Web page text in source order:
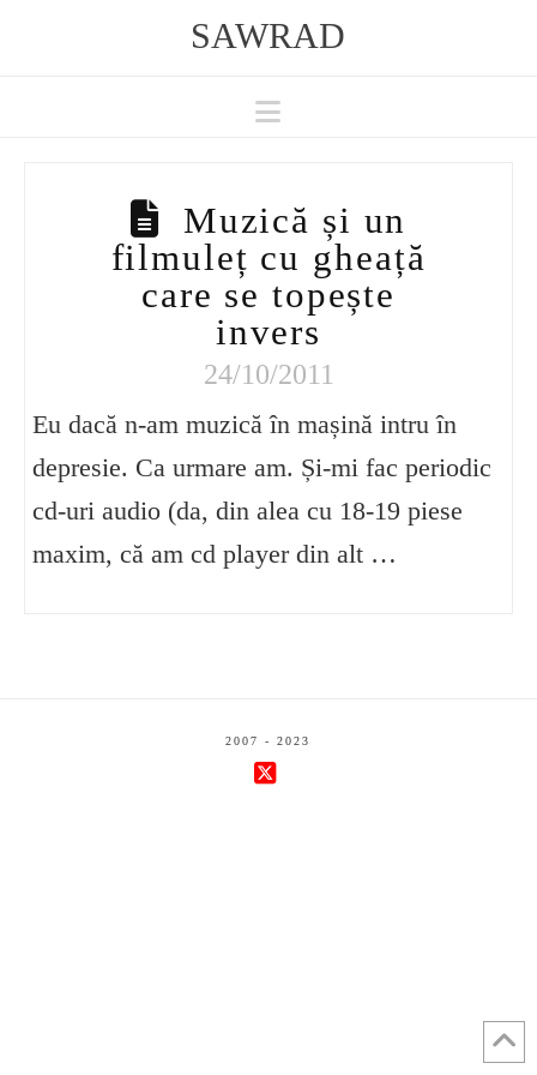
SAWRAD
Navigation
Muzică și un
filmuleț cu gheață
care se topește
invers
24/10/2011
Eu dacă n-am muzică în mașină intru în
depresie. Ca urmare am. Și-mi fac periodic
cd-uri audio (da, din alea cu 18-19 piese
maxim, că am cd player din alt …
2007 - 2023